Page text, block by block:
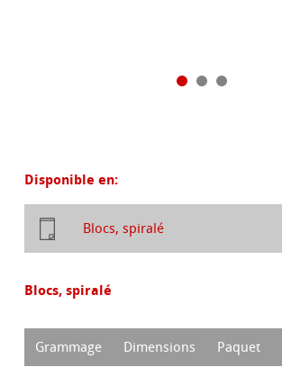
Disponible en:
Blocs, spiralé
Blocs, spiralé
Grammage Dimensions Paquet